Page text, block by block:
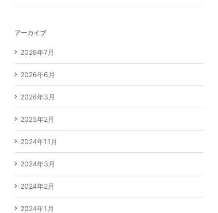
アーカイブ
2026年7月
2026年6月
2026年3月
2025年2月
2024年11月
2024年3月
2024年2月
2024年1月